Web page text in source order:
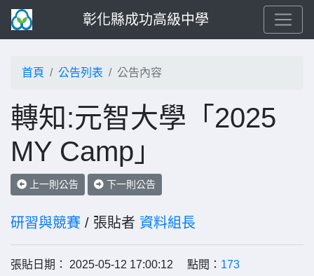
彰化縣成功高級中學
首頁 公告列表 公告內容
轉知:元智大學「2025
MY Camp」
上一則公告 下一則公告
研習與競賽 / 張貼者 資料組長
張貼日期： 2025-05-12 17:00:12 點閱： 173